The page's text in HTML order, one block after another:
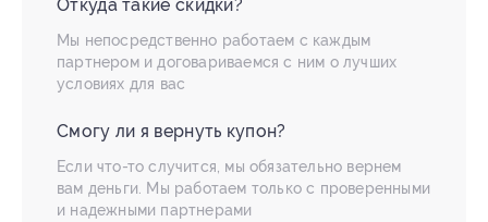
Откуда такие скидки?
Мы непосредственно работаем с каждым
партнером и договариваемся с ним о лучших
условиях для вас
Смогу ли я вернуть купон?
Если что-то случится, мы обязательно вернем
вам деньги. Мы работаем только с проверенными
и надежными партнерами